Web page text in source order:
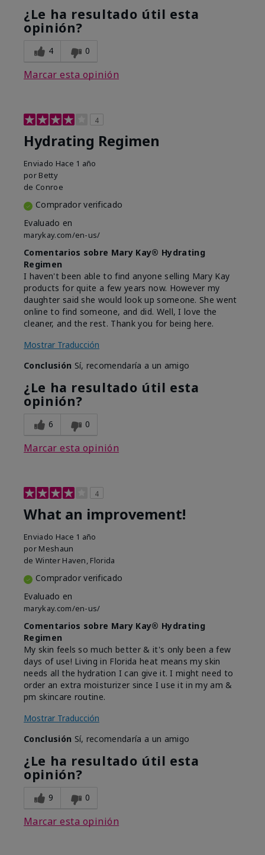
¿Le ha resultado útil esta
opinión?
4 0
Marcar esta opinión
4
Hydrating Regimen
Enviado Hace 1 año
por Betty
de Conroe
Comprador verificado
Evaluado en
marykay.com/en-us/
Comentarios sobre Mary Kay® Hydrating
Regimen
I haven't been able to find anyone selling Mary Kay
products for quite a few years now. However my
daughter said she would look up someone. She went
online to find someone, and did. Well, I love the
cleaner, and the rest. Thank you for being here.
Mostrar Traducción
Conclusión Sí, recomendaría a un amigo
¿Le ha resultado útil esta
opinión?
6 0
Marcar esta opinión
4
What an improvement!
Enviado Hace 1 año
por Meshaun
de Winter Haven, Florida
Comprador verificado
Evaluado en
marykay.com/en-us/
Comentarios sobre Mary Kay® Hydrating
Regimen
My skin feels so much better & it's only been a few
days of use! Living in Florida heat means my skin
needs all the hydration I can give it. I might need to
order an extra moisturizer since I use it in my am &
pm skincare routine.
Mostrar Traducción
Conclusión Sí, recomendaría a un amigo
¿Le ha resultado útil esta
opinión?
9 0
Marcar esta opinión